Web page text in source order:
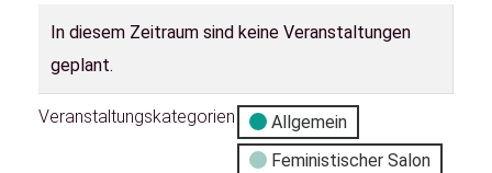
In diesem Zeitraum sind keine Veranstaltungen
geplant.
Veranstaltungskategorien
Allgemein
Feministischer Salon